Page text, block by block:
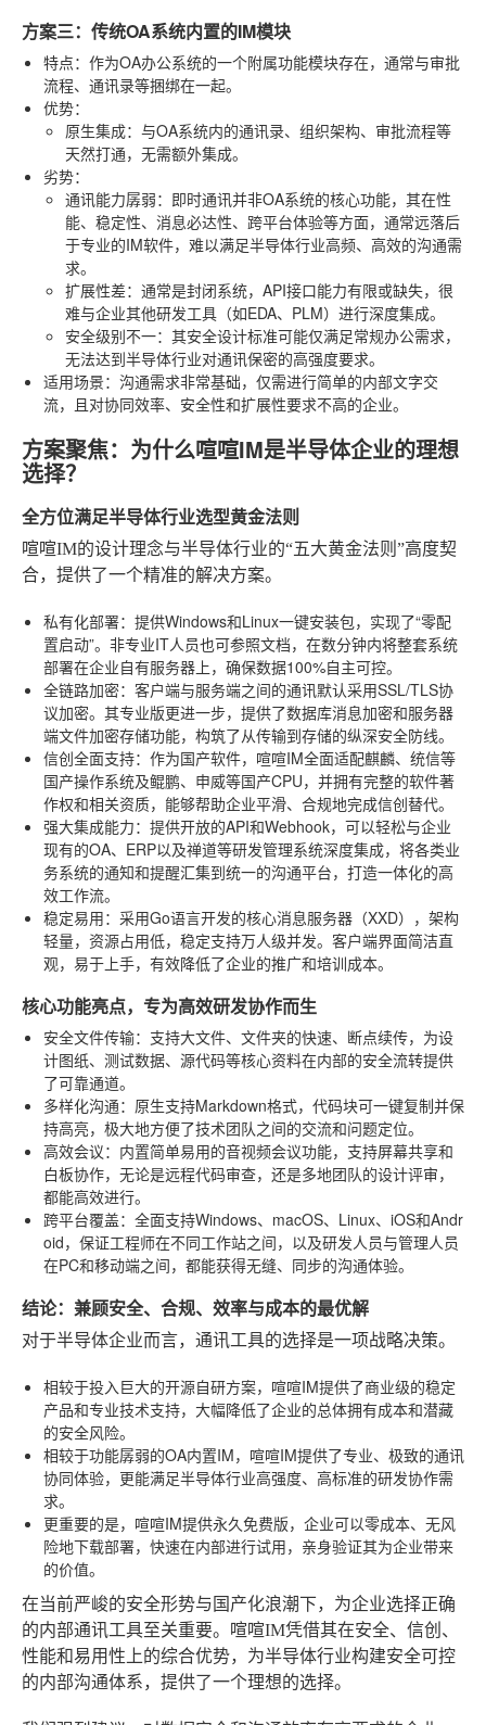
方案三：传统OA系统内置的IM模块
特点：作为OA办公系统的一个附属功能模块存在，通常与审批
流程、通讯录等捆绑在一起。
优势：
原生集成：与OA系统内的通讯录、组织架构、审批流程等
天然打通，无需额外集成。
劣势：
通讯能力孱弱：即时通讯并非OA系统的核心功能，其在性
能、稳定性、消息必达性、跨平台体验等方面，通常远落后
于专业的IM软件，难以满足半导体行业高频、高效的沟通需
求。
扩展性差：通常是封闭系统，API接口能力有限或缺失，很
难与企业其他研发工具（如EDA、PLM）进行深度集成。
安全级别不一：其安全设计标准可能仅满足常规办公需求，
无法达到半导体行业对通讯保密的高强度要求。
适用场景：沟通需求非常基础，仅需进行简单的内部文字交
流，且对协同效率、安全性和扩展性要求不高的企业。
方案聚焦：为什么喧喧IM是半导体企业的理想
选择？
全方位满足半导体行业选型黄金法则
喧喧IM的设计理念与半导体行业的“五大黄金法则”高度契
合，提供了一个精准的解决方案。
私有化部署：提供Windows和Linux一键安装包，实现了“零配
置启动”。非专业IT人员也可参照文档，在数分钟内将整套系统
部署在企业自有服务器上，确保数据100%自主可控。
全链路加密：客户端与服务端之间的通讯默认采用SSL/TLS协
议加密。其专业版更进一步，提供了数据库消息加密和服务器
端文件加密存储功能，构筑了从传输到存储的纵深安全防线。
信创全面支持：作为国产软件，喧喧IM全面适配麒麟、统信等
国产操作系统及鲲鹏、申威等国产CPU，并拥有完整的软件著
作权和相关资质，能够帮助企业平滑、合规地完成信创替代。
强大集成能力：提供开放的API和Webhook，可以轻松与企业
现有的OA、ERP以及禅道等研发管理系统深度集成，将各类业
务系统的通知和提醒汇集到统一的沟通平台，打造一体化的高
效工作流。
稳定易用：采用Go语言开发的核心消息服务器（XXD），架构
轻量，资源占用低，稳定支持万人级并发。客户端界面简洁直
观，易于上手，有效降低了企业的推广和培训成本。
核心功能亮点，专为高效研发协作而生
安全文件传输：支持大文件、文件夹的快速、断点续传，为设
计图纸、测试数据、源代码等核心资料在内部的安全流转提供
了可靠通道。
多样化沟通：原生支持Markdown格式，代码块可一键复制并保
持高亮，极大地方便了技术团队之间的交流和问题定位。
高效会议：内置简单易用的音视频会议功能，支持屏幕共享和
白板协作，无论是远程代码审查，还是多地团队的设计评审，
都能高效进行。
跨平台覆盖：全面支持Windows、macOS、Linux、iOS和Andr
oid，保证工程师在不同工作站之间，以及研发人员与管理人员
在PC和移动端之间，都能获得无缝、同步的沟通体验。
结论：兼顾安全、合规、效率与成本的最优解
对于半导体企业而言，通讯工具的选择是一项战略决策。
相较于投入巨大的开源自研方案，喧喧IM提供了商业级的稳定
产品和专业技术支持，大幅降低了企业的总体拥有成本和潜藏
的安全风险。
相较于功能孱弱的OA内置IM，喧喧IM提供了专业、极致的通讯
协同体验，更能满足半导体行业高强度、高标准的研发协作需
求。
更重要的是，喧喧IM提供永久免费版，企业可以零成本、无风
险地下载部署，快速在内部进行试用，亲身验证其为企业带来
的价值。
在当前严峻的安全形势与国产化浪潮下，为企业选择正确
的内部通讯工具至关重要。喧喧IM凭借其在安全、信创、
性能和易用性上的综合优势，为半导体行业构建安全可控
的内部沟通体系，提供了一个理想的选择。